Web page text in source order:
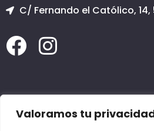
Valoramos tu
C/ Fernando el Católico, 14,
2020 © Todos los derechos